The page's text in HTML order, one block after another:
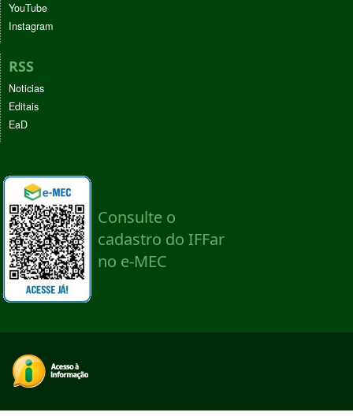
YouTube
Instagram
RSS
Noticias
Editais
EaD